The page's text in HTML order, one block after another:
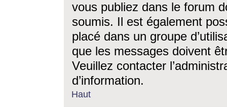
vous publiez dans le forum
soumis. Il est également
placé dans un groupe
que les messages doivent
Veuillez contacter
d’information.
Haut